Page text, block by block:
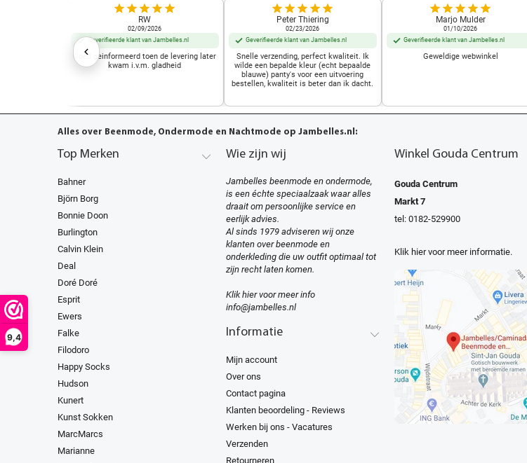
9,4
RW
02/09/2026
Geverifieerde klant van Jambelles.nl
Goed geinformeerd toen de levering later
kwam i.v.m. gladheid
Peter Thiering
02/23/2026
Geverifieerde klant van Jambelles.nl
Snelle verzending, perfect kwaliteit. Ik
wilde een bepalde kleur (echt bepaalde
blauwe) panty's voor een uitvoering
bestellen, kwaliteit is beter dan ik dacht.
Marjo Mulder
01/10/2026
Geverifieerde klant van Jambelles.nl
Geweldige webwinkel
Alles over Beenmode, Ondermode en Nachtmode op Jambelles.nl:
Top Merken
Bahner
Björn Borg
Bonnie Doon
Burlington
Calvin Klein
Deal
Doré Doré
Esprit
Ewers
Falke
Filodoro
Happy Socks
Hudson
Kunert
Kunst Sokken
MarcMarcs
Marianne
Wie zijn wij
Jambelles beenmode en ondermode,
is een échte speciaalzaak waar alles
draait om persoonlijke service en
eerlijk advies.
Al sinds 1979 adviseren wij onze
klanten over beenmode en
onderkleding die uw outfit optimaal tot
zijn recht laten komen.
Klik hier voor meer info
info@jambelles.nl
Informatie
Mijn account
Over ons
Contact pagina
Klanten beoordeling - Reviews
Werken bij ons - Vacatures
Verzenden
Retourneren
Winkel Gouda Centrum
Gouda Centrum
Markt 7
tel: 0182-529900
Klik hier voor meer informatie.